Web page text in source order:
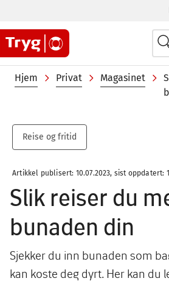
hovedinnhold
Navigasjonssti
Hjem Privat Magasinet
Reise og fritid
Artikkel publisert: 10.07.2023, sist oppdatert:
Slik reiser du
bunaden din
Sjekker du inn bunaden som
kan koste deg dyrt. Her kan du